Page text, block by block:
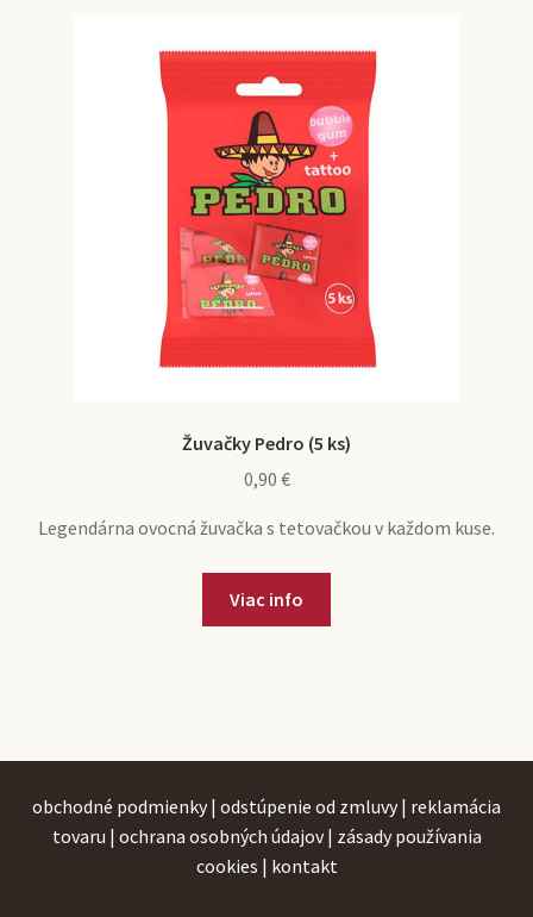
Žuvačky Pedro (5 ks)
0,90 €
Legendárna ovocná žuvačka s tetovačkou v každom kuse.
Viac info
obchodné podmienky | odstúpenie od zmluvy | reklamácia
tovaru | ochrana osobných údajov | zásady používania
cookies | kontakt